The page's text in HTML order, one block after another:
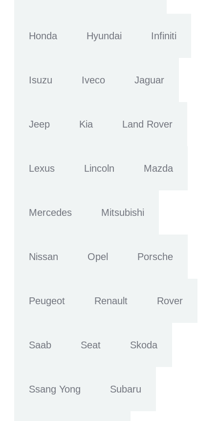
Honda Hyundai Infiniti
Isuzu Iveco Jaguar
Jeep Kia Land Rover
Lexus Lincoln Mazda
Mercedes Mitsubishi
Nissan Opel Porsche
Peugeot Renault Rover
Saab Seat Skoda
Ssang Yong Subaru